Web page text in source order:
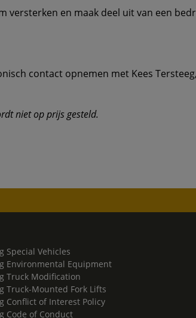
versterken en maak deel uit van een
contact opnemen met Kees
niet op prijs gesteld.
Special Vehicles
Environmental Equipment
Truck Modification
Truck-Mounted Fork Lifts
Conflict of Interest Policy
Code of Conduct